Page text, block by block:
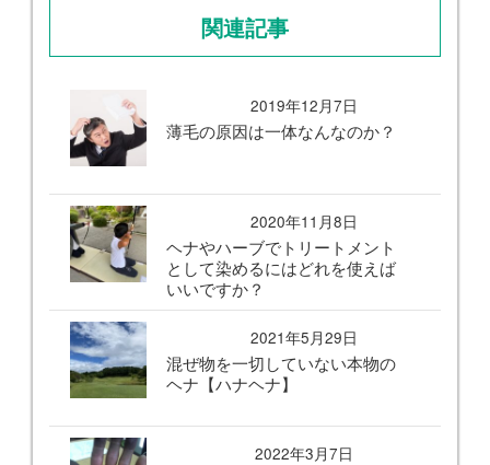
関連記事
2019年12月7日
薄毛の原因は一体なんなのか？
2020年11月8日
ヘナやハーブでトリートメント
として染めるにはどれを使えば
いいですか？
2021年5月29日
混ぜ物を一切していない本物の
ヘナ【ハナヘナ】
2022年3月7日